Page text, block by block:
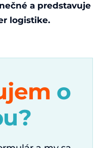
a predstavuje
logistike.
o